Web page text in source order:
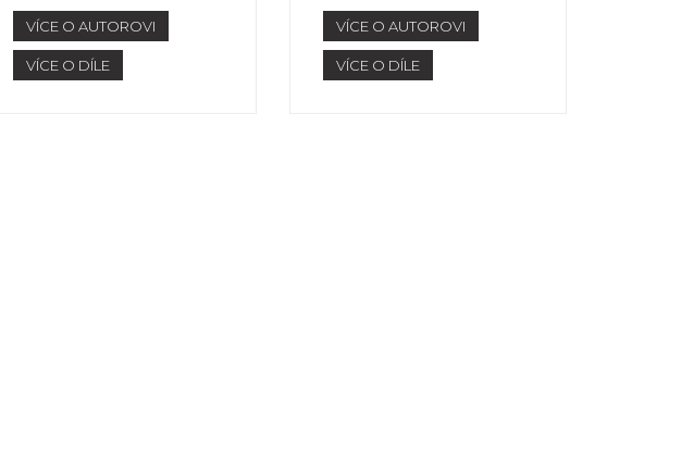
VÍCE O AUTOROVI
VÍCE O DÍLE
VÍCE O AUTOROVI
VÍCE O DÍLE